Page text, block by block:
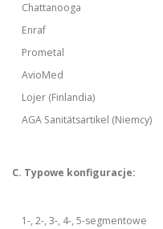
Chattanooga
Enraf
Prometal
AvioMed
Lojer (Finlandia)
AGA Sanitätsartikel (Niemcy)
C. Typowe konfiguracje:
1-, 2-, 3-, 4-, 5-segmentowe